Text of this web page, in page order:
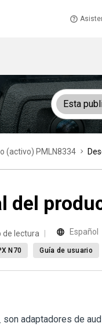
Esta
(activo) PMLN8334
del
de lectura Español
N70 Guía de usuario
adaptadores de